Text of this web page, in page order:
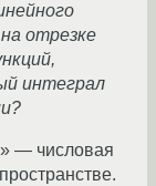
отрезке
интеграл
— числовая